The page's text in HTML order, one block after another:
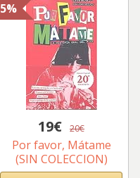
5%
19€ 20€
Por favor, Mátame
(SIN COLECCION)